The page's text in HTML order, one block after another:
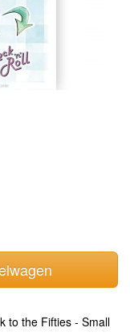
to the Fifties - Small